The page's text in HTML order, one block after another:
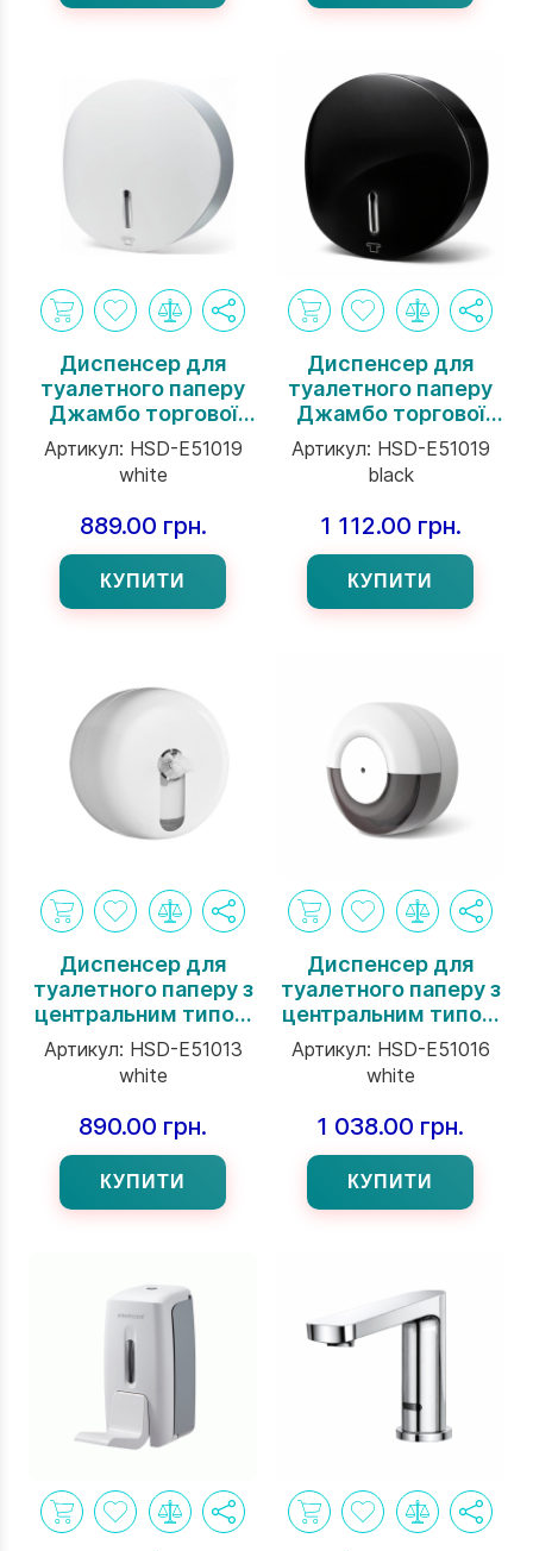
Диспенсер для
туалетного паперу
Джамбо торгової
марки Interhasa
INSPIRE Serie білий
(51019W)
Артикул: HSD-E51019
white
889.00 грн.
КУПИТИ
Диспенсер для
туалетного паперу
Джамбо торгової
марки Interhasa
INSPIRE Serie
чорного кольору
Артикул: HSD-E51019
black
1 112.00 грн.
КУПИТИ
Диспенсер для
туалетного паперу з
центральним типом
витяга торгової
марки Interhasa
INSPIRE Serie білий
Артикул: HSD-E51013
white
890.00 грн.
КУПИТИ
Диспенсер для
туалетного паперу з
центральним типом
витягу торгової
марки Interhasa
ENDEAVOR Serie
білий
Артикул: HSD-E51016
white
1 038.00 грн.
КУПИТИ